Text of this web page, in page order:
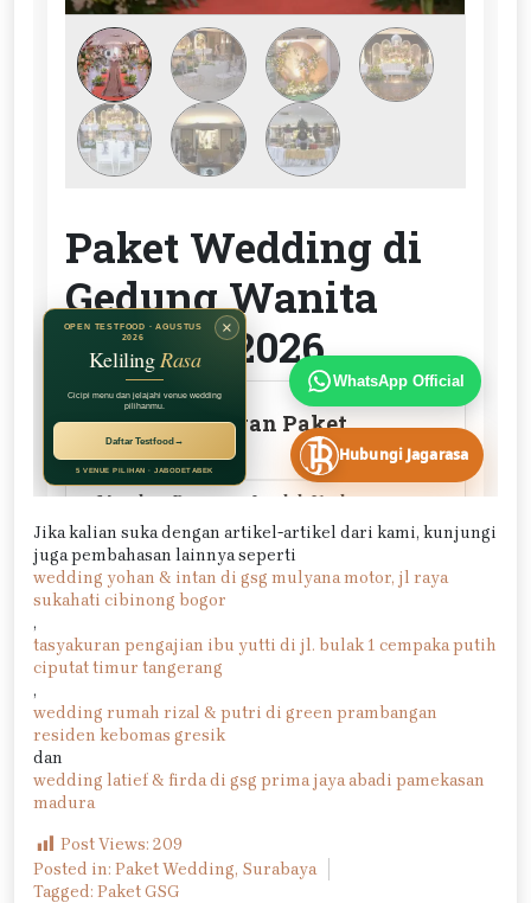
Jika kalian suka dengan artikel-artikel dari kami, kunjungi
juga pembahasan lainnya seperti
wedding yohan & intan di gsg mulyana motor, jl raya
sukahati cibinong bogor
,
tasyakuran pengajian ibu yutti di jl. bulak 1 cempaka putih
ciputat timur tangerang
,
wedding rumah rizal & putri di green prambangan
residen kebomas gresik
dan
wedding latief & firda di gsg prima jaya abadi pamekasan
madura
Post Views: 209
Posted in: Paket Wedding, Surabaya
Tagged: Paket GSG